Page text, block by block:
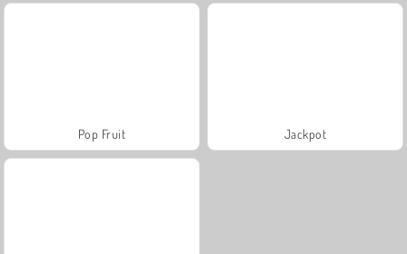
Pop Fruit Jackpot